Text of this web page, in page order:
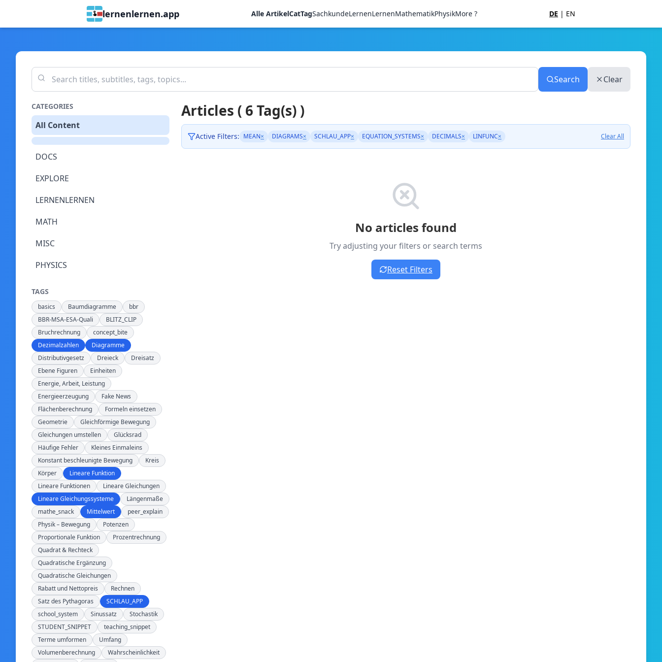
lernenlernen.app Alle ArtikelCatTagSachkundeLernenLernenMathematikPhysikMore ? DE | EN
Search Clear
CATEGORIES
All Content
DOCS
EXPLORE
LERNENLERNEN
MATH
MISC
PHYSICS
TAGS
basics Baumdiagramme
bbr
BBR-MSA-ESA-Quali
BLITZ_CLIP
Bruchrechnung
concept_bite
Dezimalzahlen
Diagramme
Distributivgesetz
Dreieck
Dreisatz
Ebene Figuren
Einheiten
Energie, Arbeit, Leistung
Energieerzeugung
Fake News
Flächenberechnung
Formeln einsetzen
Geometrie
Gleichförmige Bewegung
Gleichungen umstellen
Glücksrad
Häufige Fehler
Kleines Einmaleins
Konstant beschleunigte Bewegung
Kreis
Körper
Lineare Funktion
Lineare Funktionen
Lineare Gleichungen
Lineare Gleichungssysteme
Längenmaße
mathe_snack
Mittelwert
peer_explain
Physik – Bewegung
Potenzen
Proportionale Funktion
Prozentrechnung
Quadrat & Rechteck
Quadratische Ergänzung
Quadratische Gleichungen
Rabatt und Nettopreis
Rechnen
Satz des Pythagoras
SCHLAU_APP
school_system
Sinussatz
Stochastik
STUDENT_SNIPPET
teaching_snippet
Terme umformen
Umfang
Volumenberechnung
Wahrscheinlichkeit
Articles ( 6 Tag(s) )
Active Filters: MEAN× DIAGRAMS× SCHLAU_APP× EQUATION_SYSTEMS× DECIMALS× LINFUNC× Clear All
No articles found
Try adjusting your filters or search terms
Reset Filters